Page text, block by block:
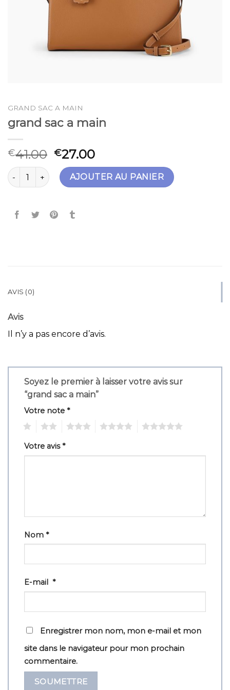
GRAND SAC A MAIN
grand sac a main
€41.00 €27.00
quantité de grand sac a mainAJOUTER AU PANIER
AVIS (0)
Avis
Il n’y a pas encore d’avis.
Soyez le premier à laisser votre avis sur
“grand sac a main”
Votre note *
Votre avis*
Nom *
E-mail *
Enregistrer mon nom, mon e-mail et mon
site dans le navigateur pour mon prochain
commentaire.